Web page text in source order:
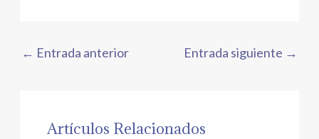
← Entrada anterior Entrada siguiente →
Artículos Relacionados